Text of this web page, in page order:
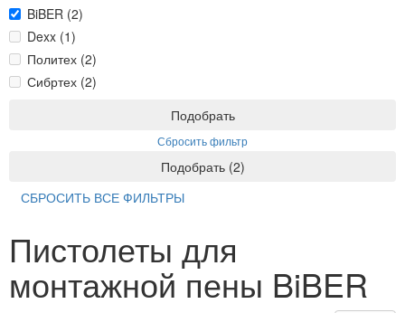
BiBER (2)
Dexx (1)
Политех (2)
Сибртех (2)
Подобрать
Сбросить фильтр
Подобрать (2)
СБРОСИТЬ ВСЕ ФИЛЬТРЫ
Пистолеты для
монтажной пены BiBER